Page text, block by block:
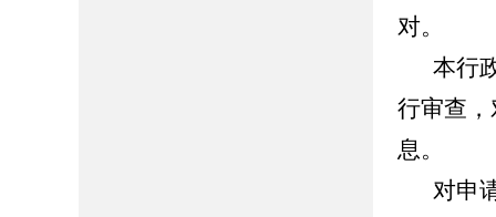
对。
本行
行审查
息。
对申